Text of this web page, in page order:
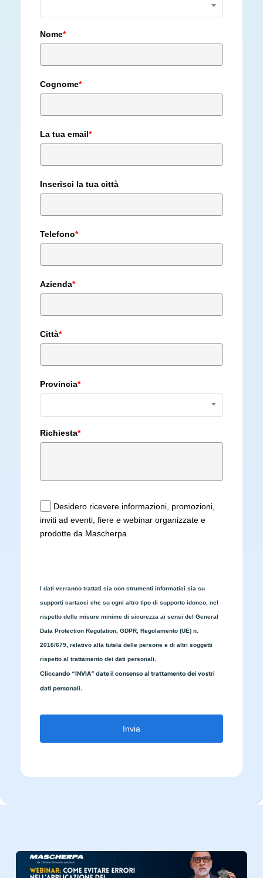
Nome*
Cognome*
La tua email*
Inserisci la tua città
Telefono*
Azienda*
Città*
Provincia*
Richiesta*
Desidero ricevere informazioni, promozioni,
inviti ad eventi, fiere e webinar organizzate e
prodotte da Mascherpa
I dati verranno trattati sia con strumenti informatici sia su
supporti cartacei che su ogni altro tipo di supporto idoneo, nel
rispetto delle misure minime di sicurezza ai sensi del General
Data Protection Regulation, GDPR, Regolamento (UE) n.
2016/679, relativo alla tutela delle persone e di altri soggetti
rispetto al trattamento dei dati personali.
Cliccando “INVIA” date il consenso al trattamento dei vostri
dati personali.
Invia